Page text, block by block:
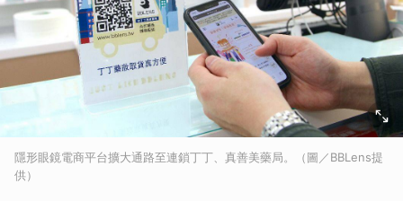
隱形眼鏡電商平台擴大通路至連鎖丁丁、真善美藥局。（圖／BBLens提
供）